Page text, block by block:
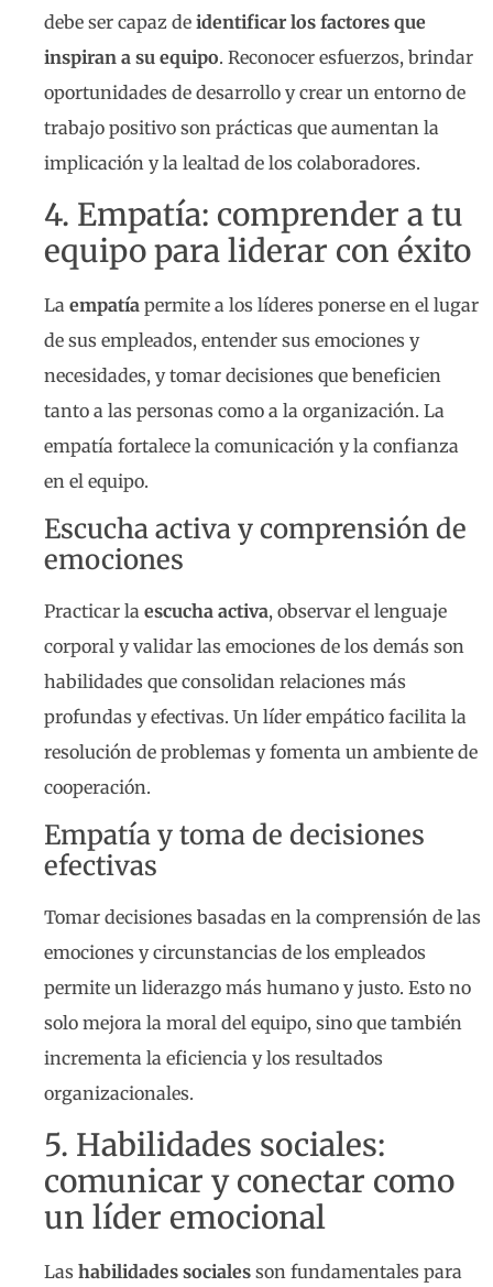
debe ser capaz de identificar los factores que
inspiran a su equipo. Reconocer esfuerzos, brindar
oportunidades de desarrollo y crear un entorno de
trabajo positivo son prácticas que aumentan la
implicación y la lealtad de los colaboradores.
4. Empatía: comprender a tu
equipo para liderar con éxito
La empatía permite a los líderes ponerse en el lugar
de sus empleados, entender sus emociones y
necesidades, y tomar decisiones que beneficien
tanto a las personas como a la organización. La
empatía fortalece la comunicación y la confianza
en el equipo.
Escucha activa y comprensión de
emociones
Practicar la escucha activa, observar el lenguaje
corporal y validar las emociones de los demás son
habilidades que consolidan relaciones más
profundas y efectivas. Un líder empático facilita la
resolución de problemas y fomenta un ambiente de
cooperación.
Empatía y toma de decisiones
efectivas
Tomar decisiones basadas en la comprensión de las
emociones y circunstancias de los empleados
permite un liderazgo más humano y justo. Esto no
solo mejora la moral del equipo, sino que también
incrementa la eficiencia y los resultados
organizacionales.
5. Habilidades sociales:
comunicar y conectar como
un líder emocional
Las habilidades sociales son fundamentales para